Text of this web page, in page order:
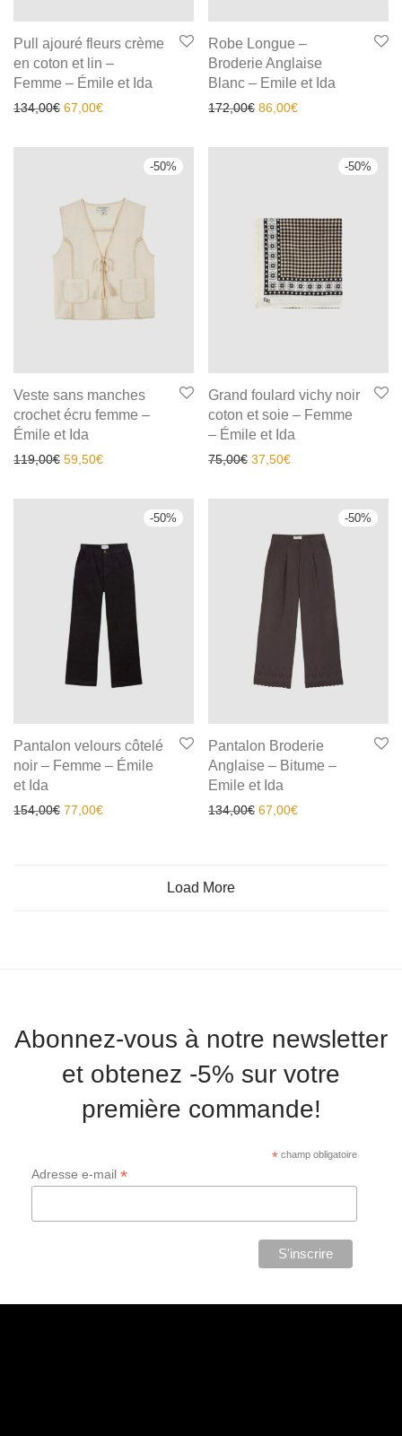
Pull ajouré fleurs crème
en coton et lin –
Femme – Émile et Ida
134,00€ 67,00€
Robe Longue –
Broderie Anglaise
Blanc – Emile et Ida
172,00€ 86,00€
-50%
Veste sans manches
crochet écru femme –
Émile et Ida
119,00€ 59,50€
-50%
Grand foulard vichy noir
coton et soie – Femme
– Émile et Ida
75,00€ 37,50€
-50%
Pantalon velours côtelé
noir – Femme – Émile
et Ida
154,00€ 77,00€
-50%
Pantalon Broderie
Anglaise – Bitume –
Emile et Ida
134,00€ 67,00€
Load More
Abonnez-vous à notre newsletter
et obtenez -5% sur votre
première commande!
*champ obligatoire
Adresse e-mail *